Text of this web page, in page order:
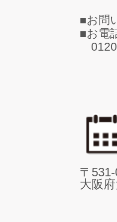
■お問
■お電
〒
大阪